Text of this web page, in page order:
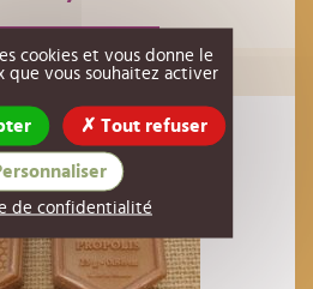
AU PANIER
cookies et vous donne le
que vous souhaitez activer
Tout refuser
de confidentialité